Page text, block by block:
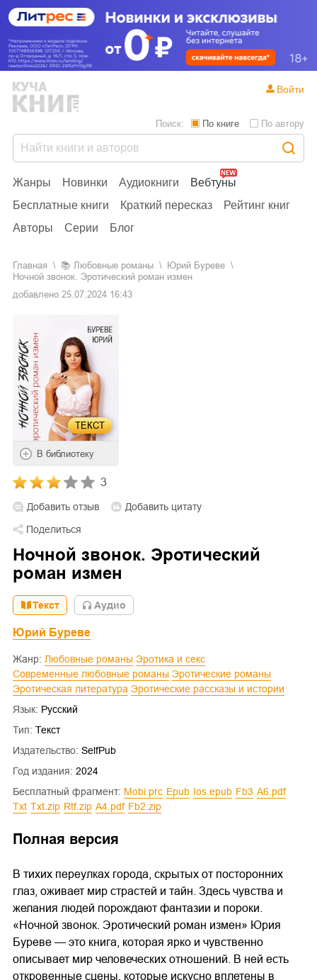
Жанры Новинки Аудиокниги
Вебтуны
Бесплатные книги
Краткий пересказ
Рейтинг книг
Авторы
Серии Блог
Поиск: По книге По автору
Войти
Главная 📚 любовные романы
Юрий Буреве
Ночной звонок. Эротический роман измен
добавлено 25.07.2024 16:43
ТЕКСТ
В библиотеку
3
Добавить отзыв
Добавить цитату
Поделиться
Ночной звонок. Эротический
роман измен
Текст Aудио
Юрий Буреве
Жанр: Любовные романы
Эротика и секс
Современные любовные романы
Эротические романы
Эротическая литература
Эротические рассказы и истории
Язык: Русский
Тип: Текст
Издательство: SelfPub
Год издания: 2024
Бесплатный фрагмент:
mobi.prc epub ios.epub fb3
a6.pdf
txt
txt.zip rtf.zip a4.pdf fb2.zip
Полная версия
В тихих переулках города, скрытых от посторонних
глаз, оживает мир страстей и тайн. Здесь чувства и
желания людей порождают фантазии и пороки.
«Ночной звонок. Эротический роман измен» Юрия
Буреве — это книга, которая ярко и чувственно
описывает мир человеческих отношений. В ней есть
откровенные сцены, которые искусно вплетены в